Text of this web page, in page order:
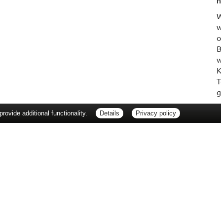
additional functionality. Details Privacy policy